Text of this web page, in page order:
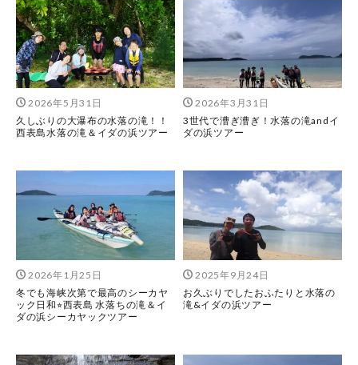
2026年5月31日
久しぶりの大瀑布の水落の滝！！
西表島水落の滝＆イダの浜ツアー
2026年3月31日
3世代で漕ぎ漕ぎ！水落の滝andイ
ダの浜ツアー
2026年1月25日
冬でも海峡次第で最高のシーカヤ
ック日和⭐︎西表島 水落ちの滝＆イ
ダの浜シーカヤックツアー
2025年9月24日
お久ぶりでしたおふたりと水落の
滝&イダの浜ツアー